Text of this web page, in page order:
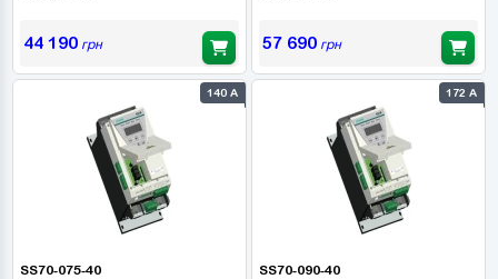
44 190грн 57 690грн
140 А
SS70-075-40
172 А
SS70-090-40